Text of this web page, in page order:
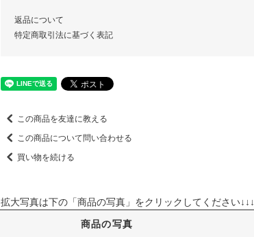
返品について
特定商取引法に基づく表記
この商品を友達に教える
この商品について問い合わせる
買い物を続ける
拡大写真は下の「商品の写真」をクリックしてください↓↓↓
商品の写真